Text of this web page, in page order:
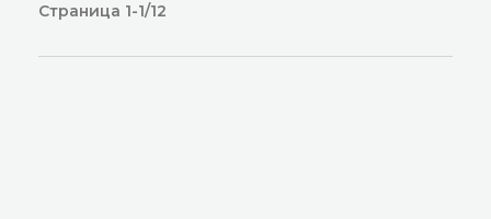
Страница 1-1/12